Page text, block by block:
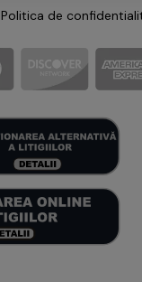
Politica de